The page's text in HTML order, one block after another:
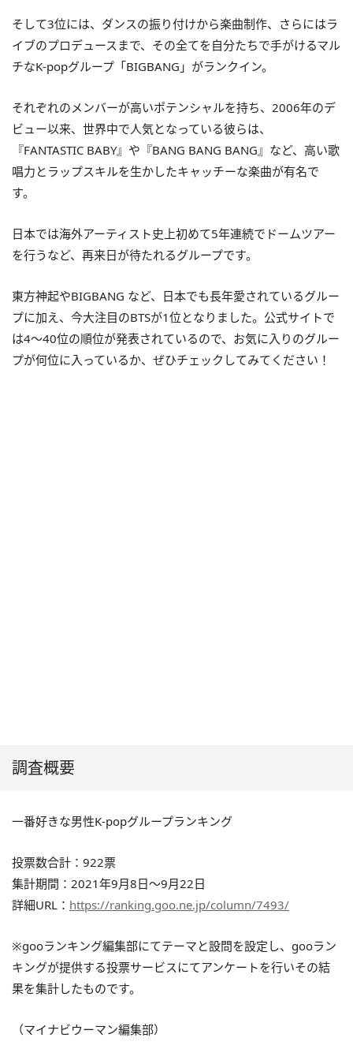
そして3位には、ダンスの振り付けから楽曲制作、さらにはラ
イブのプロデュースまで、その全てを自分たちで手がけるマル
チなK-popグループ「BIGBANG」がランクイン。
それぞれのメンバーが高いポテンシャルを持ち、2006年のデ
ビュー以来、世界中で人気となっている彼らは、
『FANTASTIC BABY』や『BANG BANG BANG』など、高い歌
唱力とラップスキルを生かしたキャッチーな楽曲が有名で
す。
日本では海外アーティスト史上初めて5年連続でドームツアー
を行うなど、再来日が待たれるグループです。
東方神起やBIGBANG など、日本でも長年愛されているグルー
プに加え、今大注目のBTSが1位となりました。公式サイトで
は4～40位の順位が発表されているので、お気に入りのグルー
プが何位に入っているか、ぜひチェックしてみてください！
調査概要
一番好きな男性K-popグループランキング
投票数合計：922票
集計期間：2021年9月8日～9月22日
詳細URL： https://ranking.goo.ne.jp/column/7493/
※gooランキング編集部にてテーマと設問を設定し、gooラン
キングが提供する投票サービスにてアンケートを行いその結
果を集計したものです。
（マイナビウーマン編集部）